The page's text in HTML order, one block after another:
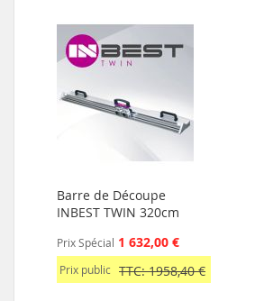
Barre de Découpe
INBEST TWIN 320cm
Prix Spécial 1 632,00 €
Prix public TTC: 1958,40 €